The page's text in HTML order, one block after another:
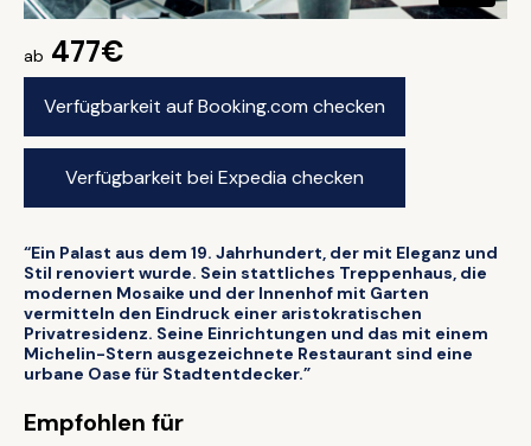
ab 477€
Verfügbarkeit auf Booking.com checken
Verfügbarkeit bei Expedia checken
“Ein Palast aus dem 19. Jahrhundert, der mit Eleganz und
Stil renoviert wurde. Sein stattliches Treppenhaus, die
modernen Mosaike und der Innenhof mit Garten
vermitteln den Eindruck einer aristokratischen
Privatresidenz. Seine Einrichtungen und das mit einem
Michelin-Stern ausgezeichnete Restaurant sind eine
urbane Oase für Stadtentdecker.”
Empfohlen für